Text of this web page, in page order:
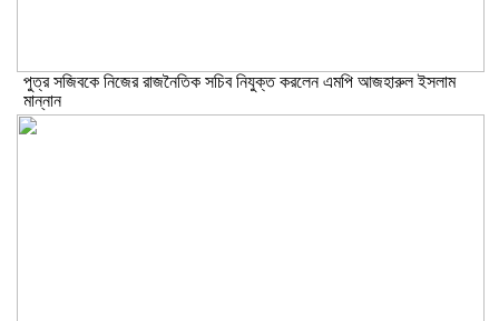
পুত্র সজিবকে নিজের রাজনৈতিক সচিব নিযুক্ত করলেন এমপি আজহারুল ইসলাম
মান্নান